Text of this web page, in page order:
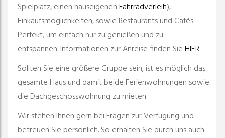
Spielplatz, einen hauseigenenFahrradverleih),
Einkaufsmöglichkeiten, sowie Restaurants und Cafés.
Perfekt, um einfach nur zu genießen und zu
entspannen.Informationen zur Anreise finden SieHIER.
Sollten Sie eine größere Gruppe sein, ist es möglich das
gesamte Haus und damit beide Ferienwohnungen sowie
die Dachgeschosswohnung zu mieten.
Wir stehen Ihnen gern bei Fragen zur Verfügung und
betreuen Sie persönlich. So erhalten Sie durch uns auch